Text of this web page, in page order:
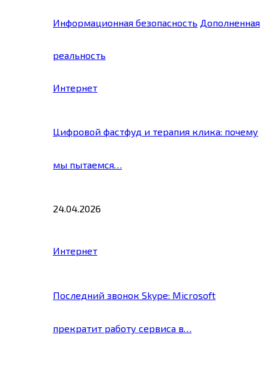
Информационная безопасность Дополненная
реальность
Интернет
Цифровой фастфуд и терапия клика: почему
мы пытаемся…
24.04.2026
Интернет
Последний звонок Skype: Microsoft
прекратит работу сервиса в…